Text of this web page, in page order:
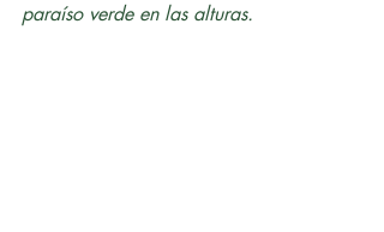
paraíso verde en las alturas.